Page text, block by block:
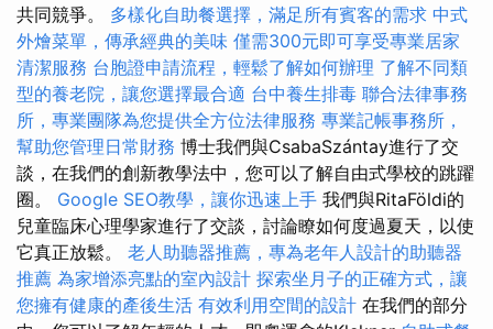
共同競爭。 多樣化自助餐選擇，滿足所有賓客的需求 中式
外燴菜單，傳承經典的美味 僅需300元即可享受專業居家
清潔服務 台胞證申請流程，輕鬆了解如何辦理 了解不同類
型的養老院，讓您選擇最合適 台中養生排毒 聯合法律事務
所，專業團隊為您提供全方位法律服務 專業記帳事務所，
幫助您管理日常財務 博士我們與CsabaSzántay進行了交
談，在我們的創新教學法中，您可以了解自由式學校的跳躍
圈。 Google SEO教學，讓你迅速上手 我們與RitaFöldi的
兒童臨床心理學家進行了交談，討論瞭如何度過夏天，以使
它真正放鬆。 老人助聽器推薦，專為老年人設計的助聽器
推薦 為家增添亮點的室內設計 探索坐月子的正確方式，讓
您擁有健康的產後生活 有效利用空間的設計 在我們的部分